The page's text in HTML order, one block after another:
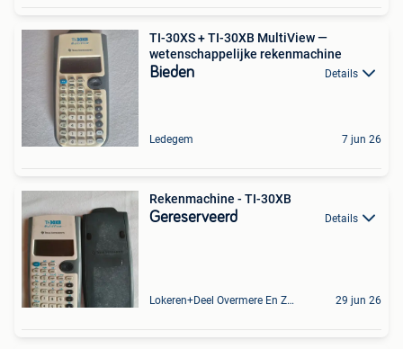
TI-30XS + TI-30XB MultiView —
wetenschappelijke rekenmachine
Bieden Details
Ledegem 7 jun 26
Rekenmachine - TI-30XB
Gereserveerd Details
Lokeren+Deel Overmere En Zele 29 jun 26